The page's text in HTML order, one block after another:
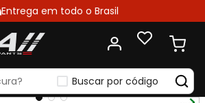
Entrega em todo o Brasil
Buscar por código